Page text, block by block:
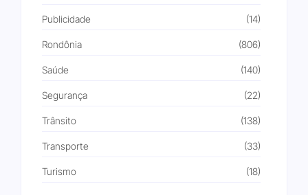
Publicidade (14)
Rondônia (806)
Saúde (140)
Segurança (22)
Trânsito (138)
Transporte (33)
Turismo (18)